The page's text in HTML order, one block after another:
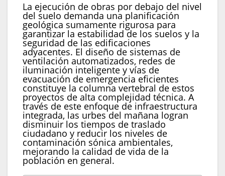
La ejecución de obras por debajo del nivel
del suelo demanda una planificación
geológica sumamente rigurosa para
garantizar la estabilidad de los suelos y la
seguridad de las edificaciones
adyacentes. El diseño de sistemas de
ventilación automatizados, redes de
iluminación inteligente y vías de
evacuación de emergencia eficientes
constituye la columna vertebral de estos
proyectos de alta complejidad técnica. A
través de este enfoque de infraestructura
integrada, las urbes del mañana logran
disminuir los tiempos de traslado
ciudadano y reducir los niveles de
contaminación sónica ambientales,
mejorando la calidad de vida de la
población en general.